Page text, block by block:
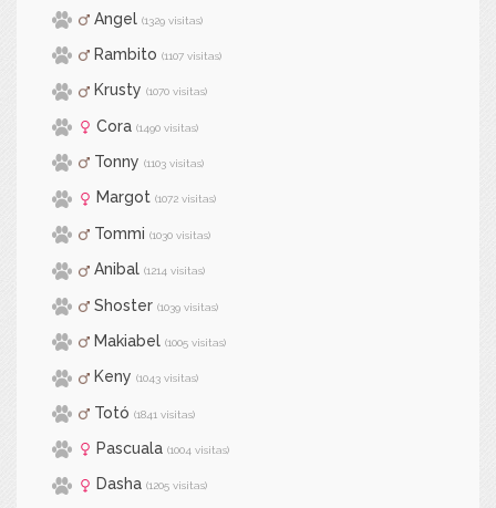
Angel (1329 visitas)
Rambito (1107 visitas)
Krusty (1070 visitas)
Cora (1490 visitas)
Tonny (1103 visitas)
Margot (1072 visitas)
Tommi (1030 visitas)
Anibal (1214 visitas)
Shoster (1039 visitas)
Makiabel (1005 visitas)
Keny (1043 visitas)
Totó (1841 visitas)
Pascuala (1004 visitas)
Dasha (1205 visitas)